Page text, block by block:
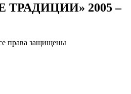
2005 –
права защищены